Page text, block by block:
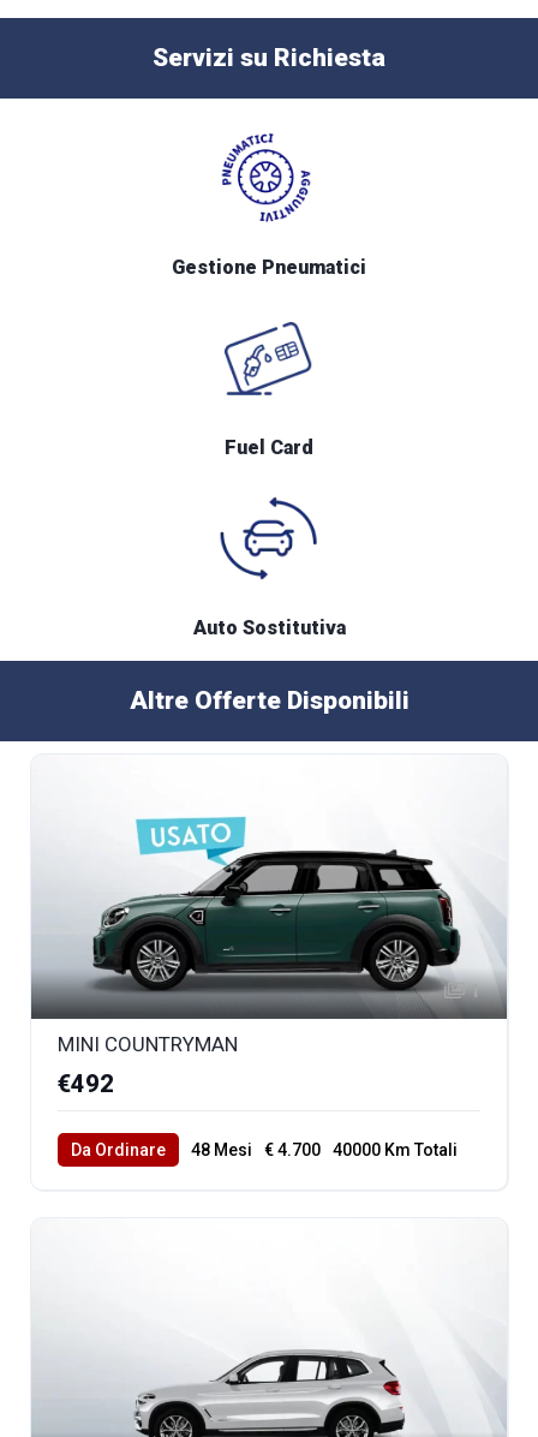
Servizi su Richiesta
Gestione Pneumatici
Fuel Card
Auto Sostitutiva
Altre Offerte Disponibili
1
MINI COUNTRYMAN
€492
Da Ordinare 48 Mesi € 4.700 40000 Km Totali